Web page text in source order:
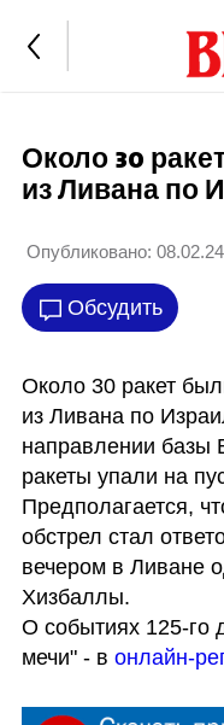
Около 30
из Ливана по
Опубликовано:
Обсудить
Около 30 ракет
из Ливана по
направлении базы
ракеты упали на
Предполагается,
обстрел стал
вечером в Ливане
Хизбаллы.
О событиях 125-го
мечи" - в онлайн-